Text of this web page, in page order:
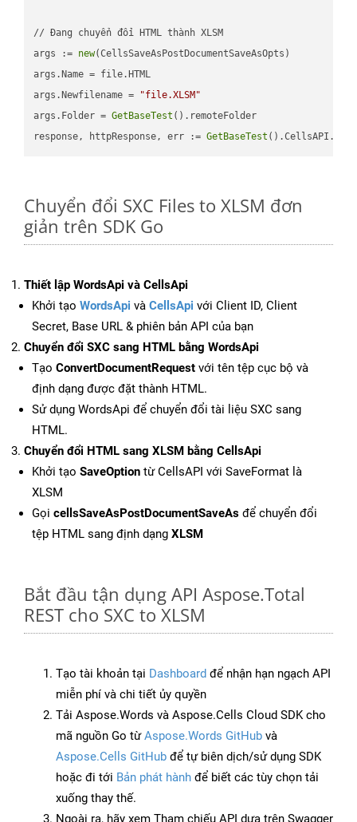
// Đang chuyển đổi HTML thành XLSM
args := new(CellsSaveAsPostDocumentSaveAsOpts)
args.Name = file.HTML
args.Newfilename =
"file.XLSM"
args.Folder = GetBaseTest ().remoteFolder
response, httpResponse, err := GetBaseTest ().CellsAPI.
Chuyển đổi SXC Files to XLSM đơn
giản trên SDK Go
Thiết lập WordsApi và CellsApi
Khởi tạo WordsApi và CellsApi với Client ID, Client
Secret, Base URL & phiên bản API của bạn
Chuyển đổi SXC sang HTML bằng WordsApi
Tạo ConvertDocumentRequest với tên tệp cục bộ và
định dạng được đặt thành HTML.
Sử dụng WordsApi để chuyển đổi tài liệu SXC sang
HTML.
Chuyển đổi HTML sang XLSM bằng CellsApi
Khởi tạo SaveOption từ CellsAPI với SaveFormat là
XLSM
Gọi cellsSaveAsPostDocumentSaveAs để chuyển đổi
tệp HTML sang định dạng XLSM
Bắt đầu tận dụng API Aspose.Total
REST cho SXC to XLSM
Tạo tài khoản tại Dashboard để nhận hạn ngạch API
miễn phí và chi tiết ủy quyền
Tải Aspose.Words và Aspose.Cells Cloud SDK cho
mã nguồn Go từAspose.Words GitHub và
Aspose.Cells GitHub để tự biên dịch/sử dụng SDK
hoặc đi tới Bản phát hành để biết các tùy chọn tải
xuống thay thế.
Ngoài ra, hãy xem Tham chiếu API dựa trên Swagger